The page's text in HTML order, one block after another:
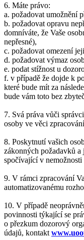
6. Máte právo:
a. požadovat umožnění
b. požadovat opravu
domníváte, že Vaše
nepřesné),
c. požadovat omezení
d. požadovat výmaz
e. podat stížnost u
f. v případě že dojde k
které bude mít za
bude vám toto bez
7. Svá práva vůči
osoby ve věci
8. Poskytnutí vašich
zákonných požadavků
spočívající v
9. V rámci zpracování
automatizovanému
10. V případě
povinnosti týkající se
o přezkum dozorový
údajů, kontakt